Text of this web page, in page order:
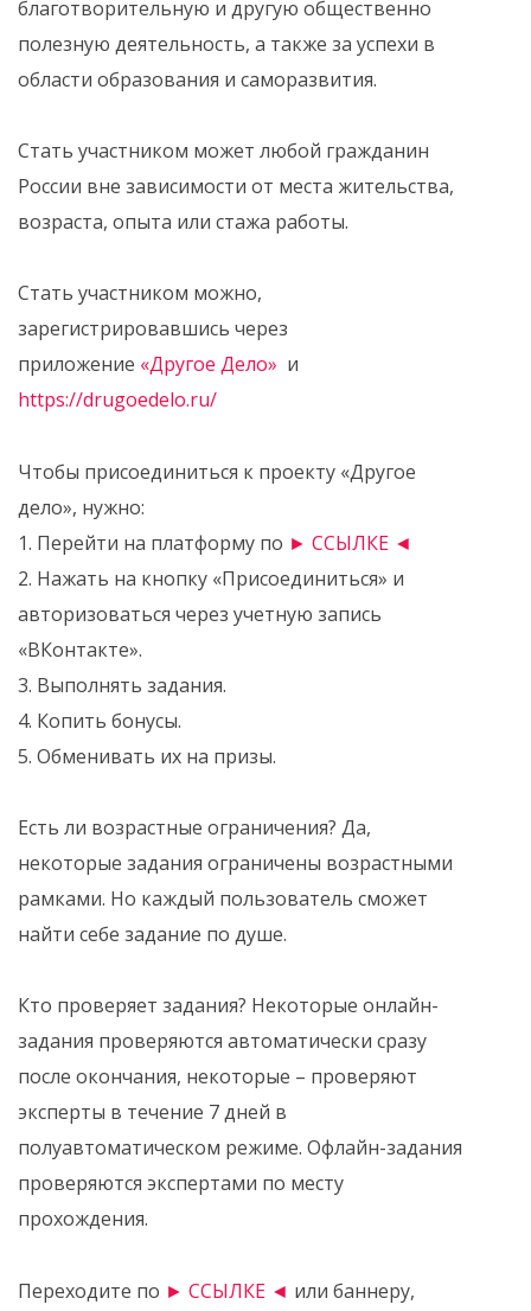
благотворительную и другую общественно
полезную деятельность, а также за успехи в
области образования и саморазвития.
Стать участником может любой гражданин
России вне зависимости от места жительства,
возраста, опыта или стажа работы.
Стать участником можно,
зарегистрировавшись через
приложение «Другое Дело» и
https://drugoedelo.ru/
Чтобы присоединиться к проекту «Другое
дело», нужно:
1. Перейти на платформу по ► ССЫЛКЕ ◄
2. Нажать на кнопку «Присоединиться» и
авторизоваться через учетную запись
«ВКонтакте».
3. Выполнять задания.
4. Копить бонусы.
5. Обменивать их на призы.
Есть ли возрастные ограничения? Да,
некоторые задания ограничены возрастными
рамками. Но каждый пользователь сможет
найти себе задание по душе.
Кто проверяет задания? Некоторые онлайн-
задания проверяются автоматически сразу
после окончания, некоторые – проверяют
эксперты в течение 7 дней в
полуавтоматическом режиме. Офлайн-задания
проверяются экспертами по месту
прохождения.
Переходите по ► ССЫЛКЕ ◄ или баннеру,